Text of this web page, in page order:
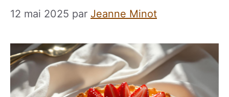
12 mai 2025 par Jeanne Minot